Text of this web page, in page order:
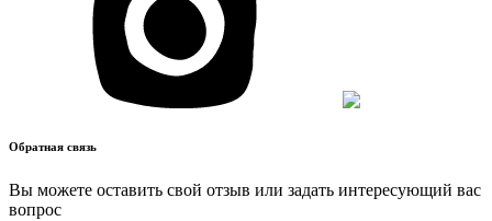
Обратная связь
Вы можете оставить свой отзыв или задать интересующий вас
вопрос